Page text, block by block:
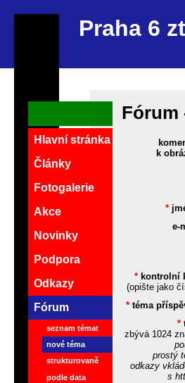
Praha 6
Fórum
k
*
e-
* kontrolní
(opište jako
* téma
*
zbývá 1024
prostý
odkazy
s
Hlavní stránka
Články
Fotogalerie
Akce
Novinky
Podpora
Odkazy
Fórum
seznam témat
nové téma
strukturovaně
podle data